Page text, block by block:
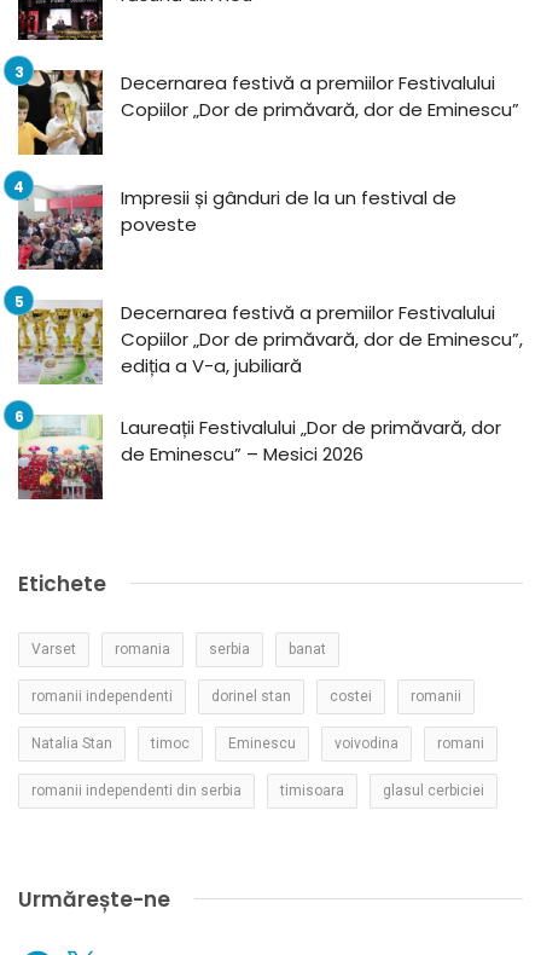
Decernarea festivă a premiilor Festivalului
Copiilor „Dor de primăvară, dor de Eminescu”
Impresii și gânduri de la un festival de
poveste
Decernarea festivă a premiilor Festivalului
Copiilor „Dor de primăvară, dor de Eminescu”,
ediția a V-a, jubiliară
Laureații Festivalului „Dor de primăvară, dor
de Eminescu” – Mesici 2026
Etichete
Varset romania serbia banat
romanii independenti dorinel stan costei romanii
Natalia Stan timoc Eminescu voivodina romani
romanii independenti din serbia timisoara glasul cerbiciei
Urmărește-ne